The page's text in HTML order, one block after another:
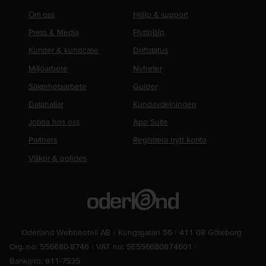
Om oss
Press & Media
Kunder & kundcase
Miljöarbete
Säkerhetsarbete
Datahallar
Jobba hos oss
Partners
Villkor & policies
Hjälp & support
Flytthjälp
Driftstatus
Nyheter
Guider
Kundavdelningen
App Suite
Registrera nytt konto
Oderland Webbhotell AB Kungsgatan 56
411 08 Göteborg
Org. no: 556680-8746
VAT no: SE556680874601
Bankgiro: 611-7535